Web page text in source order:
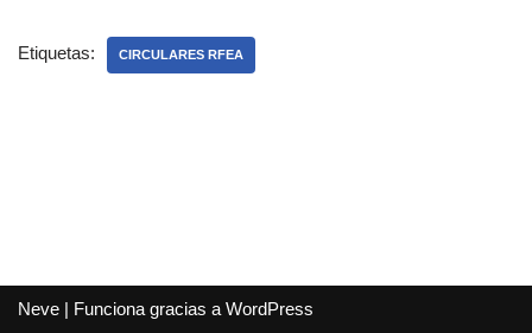
Etiquetas: CIRCULARES RFEA
Neve | Funciona gracias a WordPress